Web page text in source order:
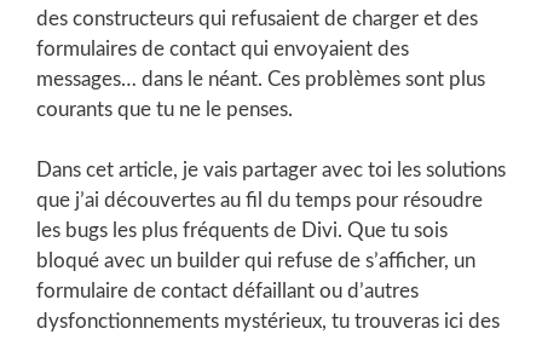
des constructeurs qui refusaient de charger et des
formulaires de contact qui envoyaient des
messages… dans le néant. Ces problèmes sont plus
courants que tu ne le penses.
Dans cet article, je vais partager avec toi les solutions
que j’ai découvertes au fil du temps pour résoudre
les bugs les plus fréquents de Divi. Que tu sois
bloqué avec un builder qui refuse de s’afficher, un
formulaire de contact défaillant ou d’autres
dysfonctionnements mystérieux, tu trouveras ici des